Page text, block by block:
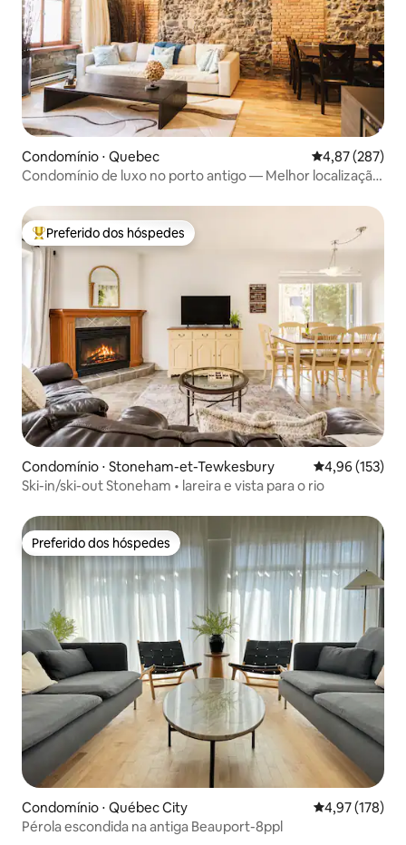
Condomínio ⋅ Quebec 4,87 de uma
4,87 (287)
Condomínio de luxo no porto antigo — Melhor localização
Entre os melhores preferidos dos hóspedes
Preferido dos hóspedes
Condomínio ⋅ Stoneham-et-Tewkesbury 4,96 de uma
4,96 (153)
Ski-in/ski-out Stoneham • lareira e vista para o rio
Preferido dos hóspedes
Preferido dos hóspedes
Condomínio ⋅ Québec City 4,97 de uma
4,97 (178)
Pérola escondida na antiga Beauport-8ppl